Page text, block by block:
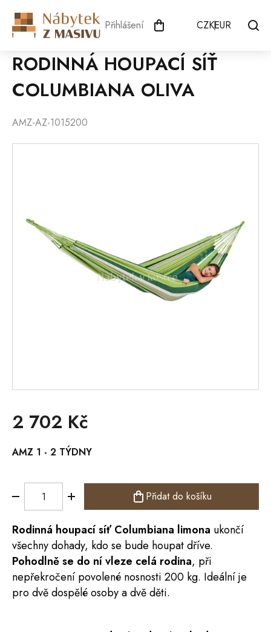
obsah
Přihlášení CZKEUR
RODINNÁ HOUPACÍ SÍŤ
COLUMBIANA OLIVA
AMZ-AZ-1015200
2 702 Kč
Měrná
cena:
AMZ 1 - 2 TÝDNY
Přidat do košíku
Rodinná houpací síť Columbiana limona ukončí
všechny dohady, kdo se bude houpat dříve.
Pohodlně se do ní vleze celá rodina, při
nepřekročení povolené nosnosti 200 kg. Ideální je
pro dvě dospělé osoby a dvě děti.